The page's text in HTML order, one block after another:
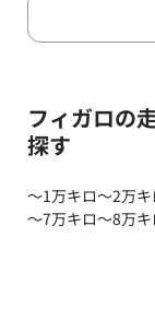
フィガロの
探す
～1万キロ～2万キ
～7万キロ～8万キ